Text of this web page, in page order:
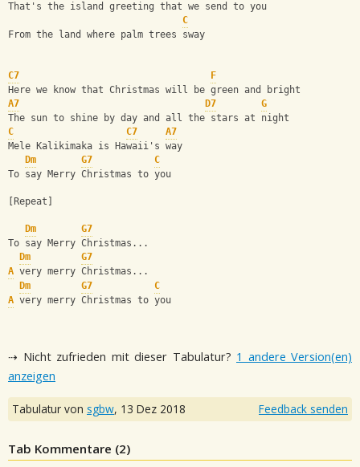
That's the island greeting that we send to you
C
From the land where palm trees sway
C7
F
Here we know that Christmas will be green and bright
A7
D7
G
The sun to shine by day and all the stars at night
C
C7
A7
Mele Kalikimaka is Hawaii's way
Dm
G7
C
To say Merry Christmas to you
[Repeat]
Dm
G7
To say Merry Christmas...
Dm
G7
A very merry Christmas...
Dm
G7
C
A very merry Christmas to you
⇢ Nicht zufrieden mit dieser Tabulatur? 1 andere Version(en)
anzeigen
Tabulatur von sgbw, 13 Dez 2018 Feedback senden
Tab Kommentare (2)